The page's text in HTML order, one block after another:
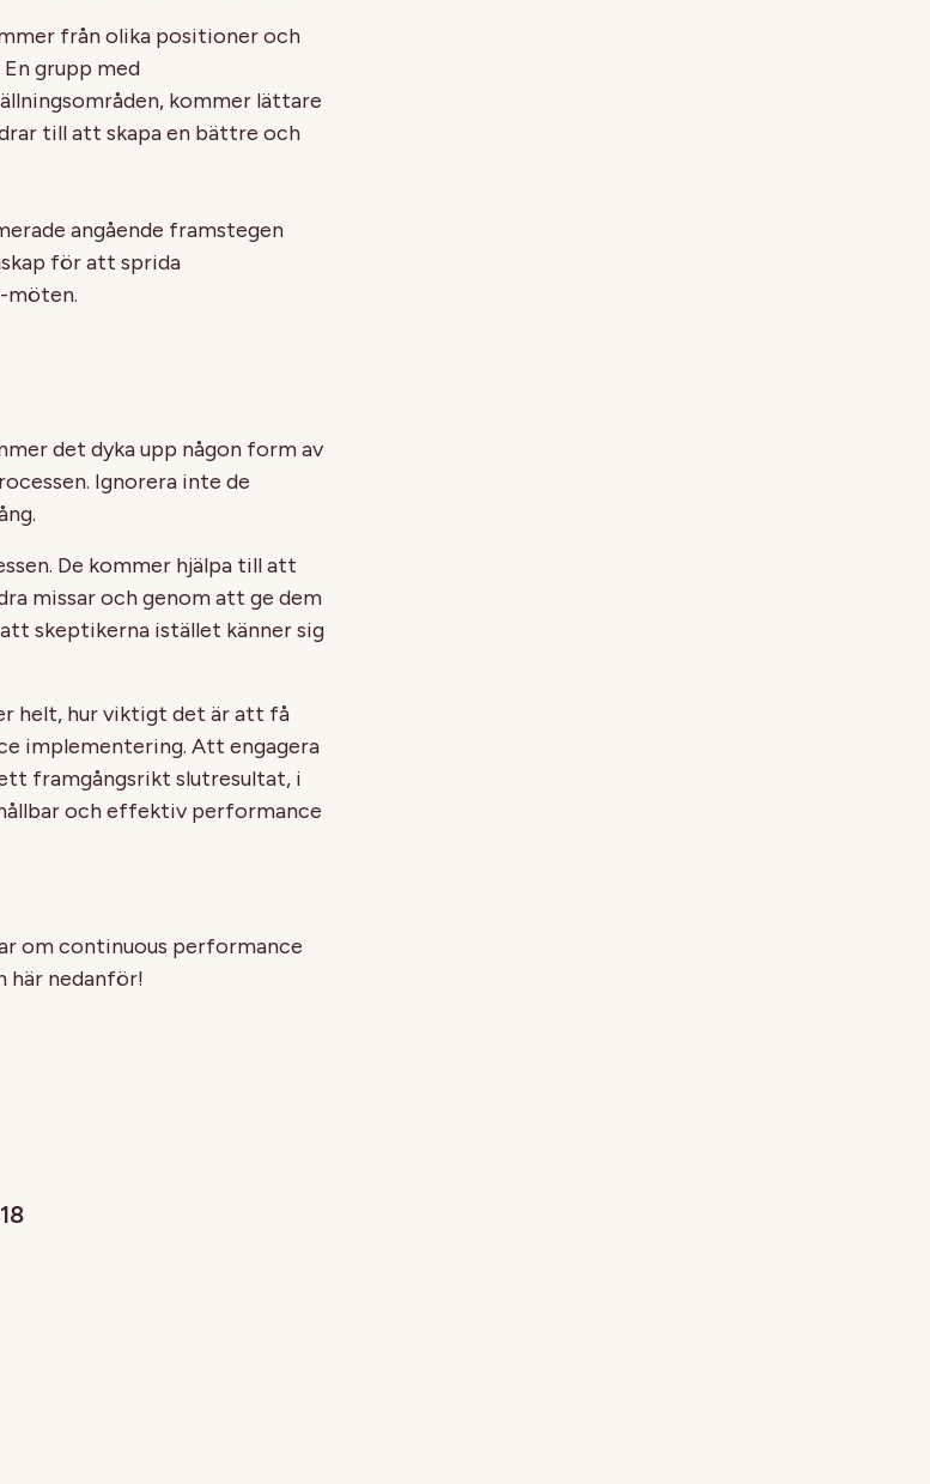
från olika positioner och
grupp med
kommer lättare
till att skapa en bättre och
angående framstegen
för att sprida
möten.
det dyka upp någon form av
Ignorera inte de
De kommer hjälpa till att
missar och genom att ge dem
skeptikerna istället känner sig
helt, hur viktigt det är att få
implementering. Att engagera
framgångsrikt slutresultat, i
och effektiv performance
om continuous performance
här nedanför!